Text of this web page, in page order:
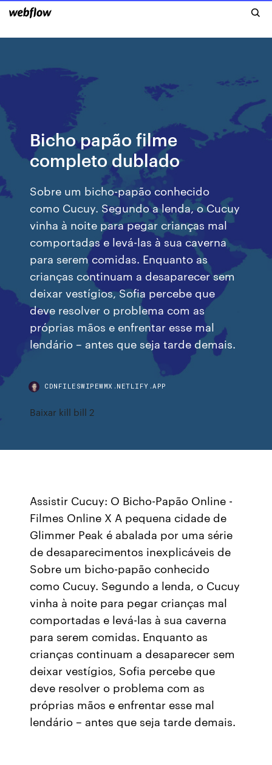
Bicho papão filme
completo dublado
Sobre um bicho-papão conhecido
como Cucuy. Segundo a lenda, o Cucuy
vinha à noite para pegar crianças mal
comportadas e levá-las à sua caverna
para serem comidas. Enquanto as
crianças continuam a desaparecer sem
deixar vestígios, Sofia percebe que
deve resolver o problema com as
próprias mãos e enfrentar esse mal
lendário – antes que seja tarde demais.
CDNFILESWIPEWMX.NETLIFY.APP
Baixar kill bill 2
Assistir Cucuy: O Bicho-Papão Online -
Filmes Online X A pequena cidade de
Glimmer Peak é abalada por uma série
de desaparecimentos inexplicáveis de
Sobre um bicho-papão conhecido
como Cucuy. Segundo a lenda, o Cucuy
vinha à noite para pegar crianças mal
comportadas e levá-las à sua caverna
para serem comidas. Enquanto as
crianças continuam a desaparecer sem
deixar vestígios, Sofia percebe que
deve resolver o problema com as
próprias mãos e enfrentar esse mal
lendário – antes que seja tarde demais.